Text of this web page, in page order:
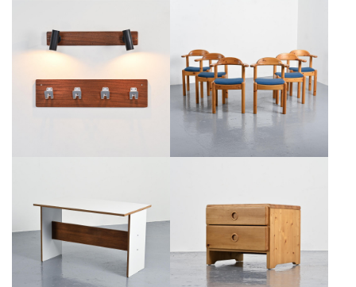
PIERRE GUARICHE :
POUR LA PLAGNE, CIRCA 1968
€850
SUITE DE SIX FAUTEUILS
VAMDRUP STOLEFABRIK,
DANEMARK, CIRCA 1970
€1,200
TABLE MODULAIRE PAR PIERRE
GUARICHE POUR LA PLAGNE,
CIRCA 1968
€1,400
CHEVET DES ARCS EN PIN
MASSIF, CIRCA 1975
€450